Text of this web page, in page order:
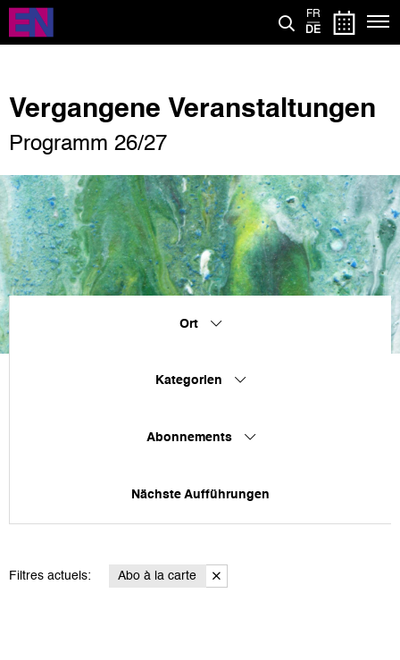
Direkt
zum
Inhalt
FR
DE
Vergangene Veranstaltungen
Programm 26/27
Ort
Kategorien
Abonnements
Nächste Aufführungen
Filtres actuels: Abo à la carte